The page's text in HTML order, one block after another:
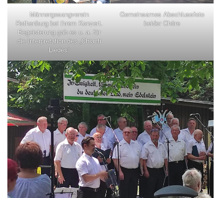
Männergesangverein
Rothenburg bei ihrem Konzert.
Begeisterung gab es u. a. für
die Interpretation des „Chianti
Liedes“
Gemeinsames Abschlussfoto
beider Chöre